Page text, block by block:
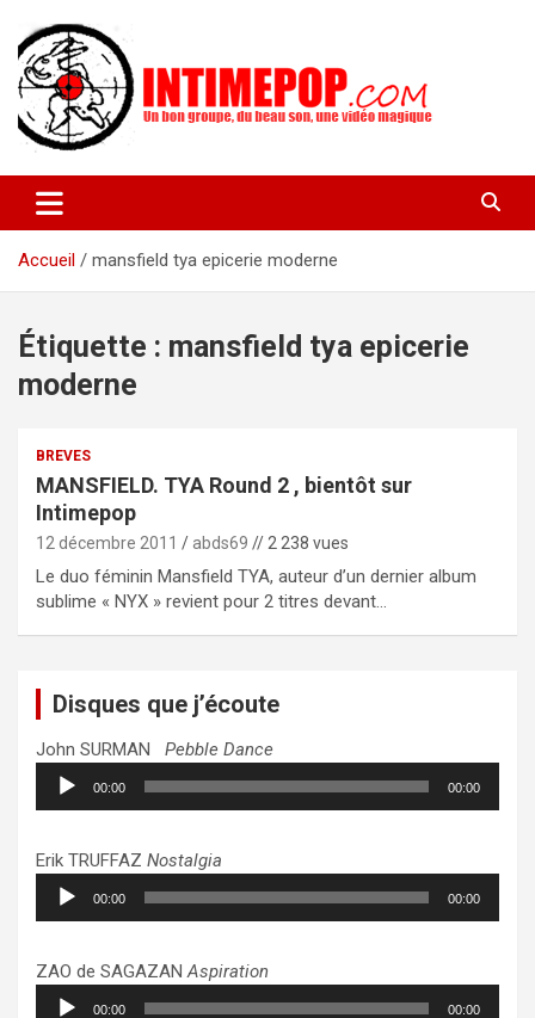
contenu
intimepop.com
actuelles pop rock, post-rock, indé sur Lyon. rock pop concert
lyon
Accueil
mansfield tya epicerie moderne
Étiquette : mansfield tya epicerie
moderne
BREVES
MANSFIELD. TYA Round 2 , bientôt sur
Intimepop
12 décembre 2011 abds69 // 2 238 vues
Le duo féminin Mansfield TYA, auteur d’un dernier album
sublime « NYX » revient pour 2 titres devant…
Disques que j’écoute
John SURMAN Pebble Dance
Lecteur
audio
00:00 00:00
Erik TRUFFAZ Nostalgia
Lecteur
audio
00:00 00:00
ZAO de SAGAZANAspiration
Lecteur
00:00 00:00